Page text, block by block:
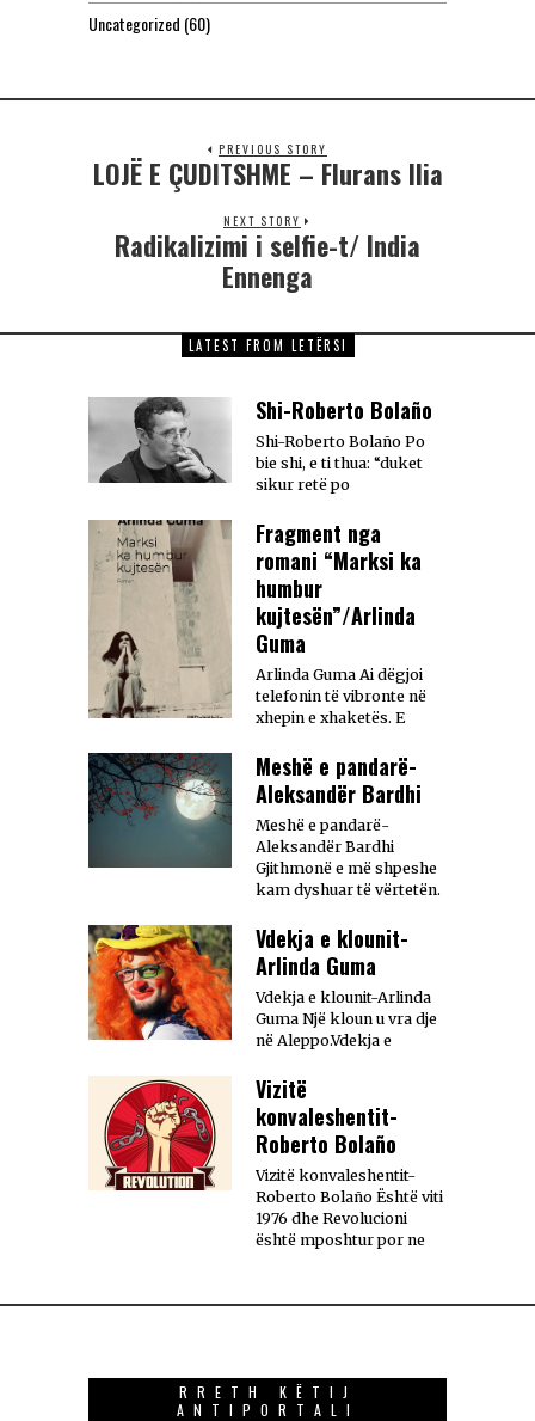
Uncategorized (60)
PREVIOUS STORY
LOJË E ÇUDITSHME – Flurans Ilia
NEXT STORY
Radikalizimi i selfie-t/ India
Ennenga
LATEST FROM LETËRSI
Shi-Roberto Bolaño
Shi-Roberto Bolaño Po
bie shi, e ti thua: “duket
sikur retë po
Fragment nga
romani “Marksi ka
humbur
kujtesën”/Arlinda
Guma
Arlinda Guma Ai dëgjoi
telefonin të vibronte në
xhepin e xhaketës. E
Meshë e pandarë-
Aleksandër Bardhi
Meshë e pandarë-
Aleksandër Bardhi
Gjithmonë e më shpeshe
kam dyshuar të vërtetën.
Vdekja e klounit-
Arlinda Guma
Vdekja e klounit-Arlinda
Guma Një kloun u vra dje
në Aleppo.Vdekja e
Vizitë
konvaleshentit-
Roberto Bolaño
Vizitë konvaleshentit-
Roberto Bolaño Është viti
1976 dhe Revolucioni
është mposhtur por ne
RRETH KËTIJ
ANTIPORTALI